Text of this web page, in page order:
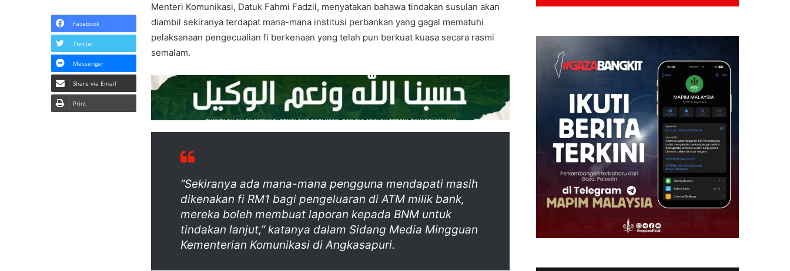
Menteri Komunikasi, Datuk Fahmi Fadzil, menyatakan bahawa tindakan susulan akan
diambil sekiranya terdapat mana-mana institusi perbankan yang gagal mematuhi
pelaksanaan pengecualian fi berkenaan yang telah pun berkuat kuasa secara rasmi
semalam.
“Sekiranya ada mana-mana pengguna mendapati masih
dikenakan fi RM1 bagi pengeluaran di ATM milik bank,
mereka boleh membuat laporan kepada BNM untuk
tindakan lanjut,” katanya dalam Sidang Media Mingguan
Kementerian Komunikasi di Angkasapuri.
Facebook
Twitter
Messenger
Share via Email
Print